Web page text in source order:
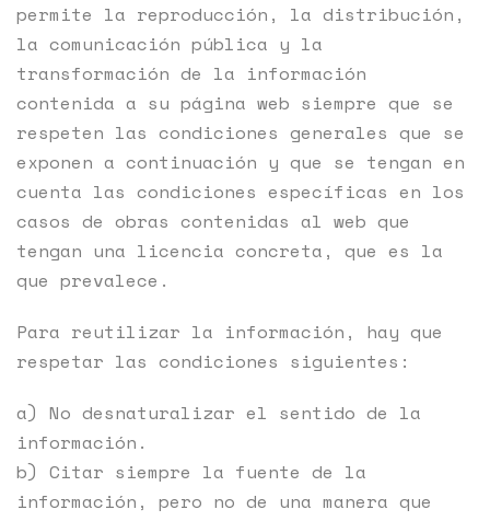
permite la reproducción, la distribución,
la comunicación pública y la
transformación de la información
contenida a su página web siempre que se
respeten las condiciones generales que se
exponen a continuación y que se tengan en
cuenta las condiciones específicas en los
casos de obras contenidas al web que
tengan una licencia concreta, que es la
que prevalece.
Para reutilizar la información, hay que
respetar las condiciones siguientes:
a) No desnaturalizar el sentido de la
información.
b) Citar siempre la fuente de la
información, pero no de una manera que